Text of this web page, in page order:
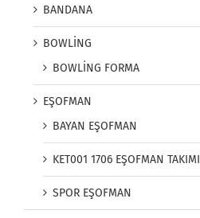
BANDANA
BOWLİNG
BOWLİNG FORMA
EŞOFMAN
BAYAN EŞOFMAN
KET001 1706 EŞOFMAN TAKIMI
SPOR EŞOFMAN